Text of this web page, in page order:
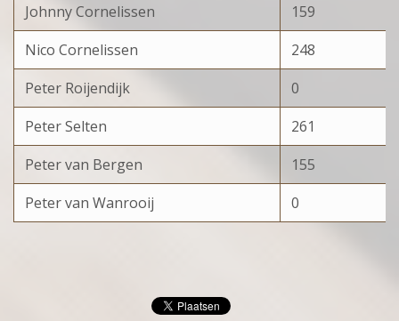
Johnny Cornelissen
159
Nico Cornelissen
248
Peter Roijendijk
0
Peter Selten
261
Peter van Bergen
155
Peter van Wanrooij
0